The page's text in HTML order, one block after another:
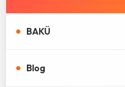
BAKÜ
Blog